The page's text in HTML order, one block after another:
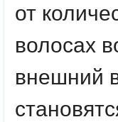
от
волосах
внешний